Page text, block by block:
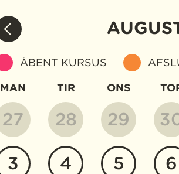
ÅBENT KURSUS
MAN TIR ONS
27 28 29
3 4 5 6